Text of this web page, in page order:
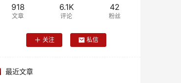
918
文章
6.1K
评论
42
粉丝
关注 私信
最近文章